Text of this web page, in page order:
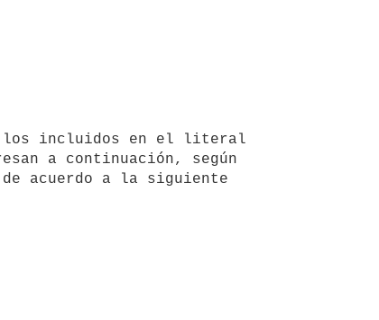
a continuación, según
acuerdo a la siguiente